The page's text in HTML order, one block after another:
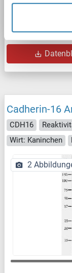
Produktnummer
Cadherin-16
CDH16
Wirt: Kaninchen
2